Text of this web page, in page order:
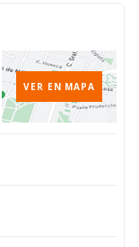
VER EN MAPA